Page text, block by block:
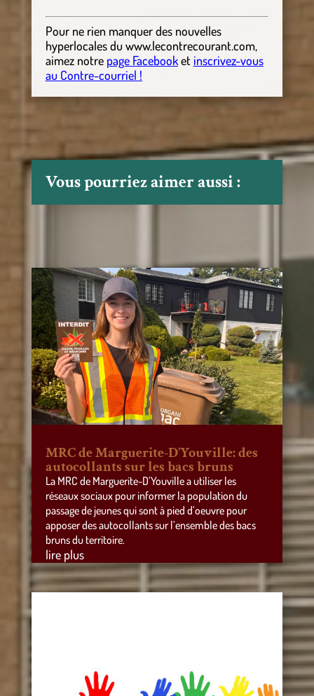
Pour ne rien manquer des nouvelles
hyperlocalesdu www.lecontrecourant.com,
aimez notre page Facebooket inscrivez-vous
au Contre-courriel !
Vous pourriez aimer aussi :
MRC de Marguerite-D’Youville: des
autocollants sur les bacs bruns
La MRC de Marguerite-D’Youville a utiliser les
réseaux sociaux pour informer la population du
passage de jeunes qui sont à pied d’oeuvre pour
apposer des autocollants sur l’ensemble des bacs
bruns du territoire.
lire plus